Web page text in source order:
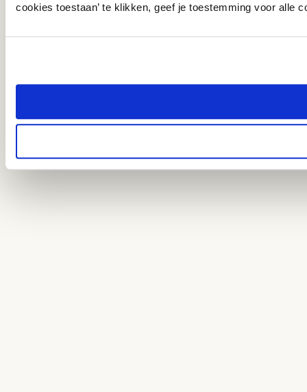
cookies toestaan’ te klikken, geef je toestemming voor